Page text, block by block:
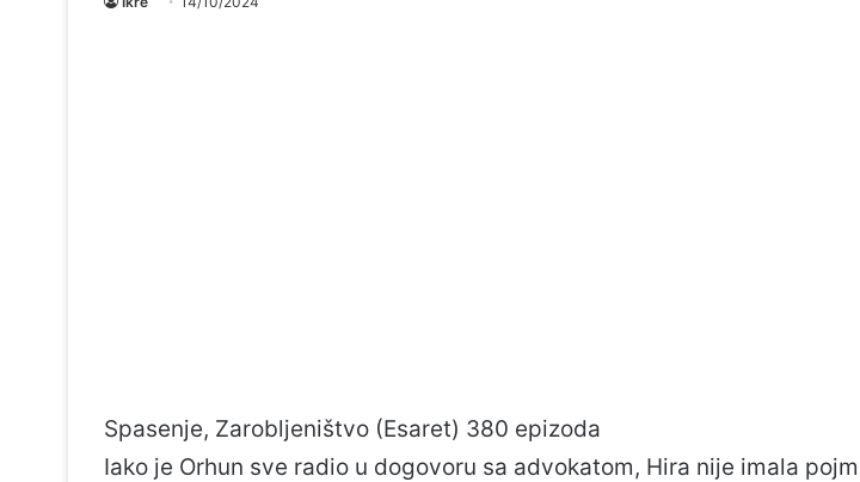
Spasenje, Zarobljeništvo (Esaret) 380 epizoda
Iako je Orhun sve radio u dogovoru sa advokatom, Hira nije imala